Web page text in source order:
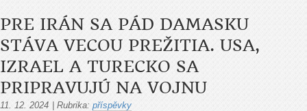
PRE IRÁN SA PÁD DAMASKU
STÁVA VECOU PREŽITIA. USA,
IZRAEL A TURECKO SA
PRIPRAVUJÚ NA VOJNU
11. 12. 2024 Rubrika: příspěvky